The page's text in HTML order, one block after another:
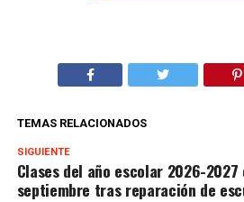
TEMAS RELACIONADOS
SIGUIENTE
Clases del año escolar 2026-
septiembre tras reparación de